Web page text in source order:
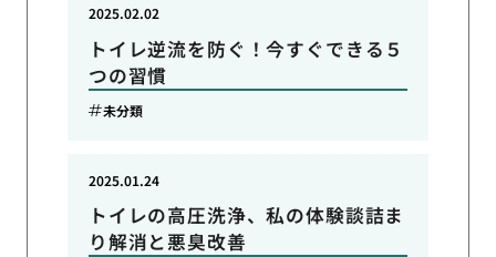
トイレ逆流を防ぐ！今すぐできる５
つの習慣
2025.02.02
未分類
トイレの高圧洗浄、私の体験談詰ま
り解消と悪臭改善
2025.01.24